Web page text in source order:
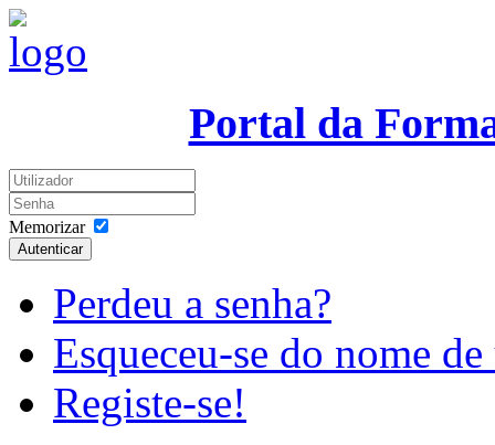
Portal da
Memorizar
Autenticar
Perdeu a senha?
Esqueceu-se do nome
Registe-se!